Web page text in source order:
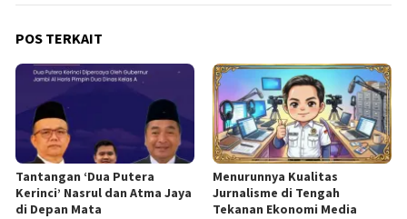
POS TERKAIT
Tantangan ‘Dua Putera
Kerinci’ Nasrul dan Atma Jaya
di Depan Mata
Menurunnya Kualitas
Jurnalisme di Tengah
Tekanan Ekonomi Media